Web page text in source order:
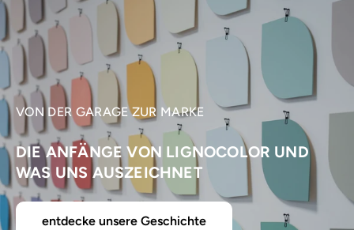
VON DER GARAGE ZUR MARKE
DIE ANFÄNGE VON LIGNOCOLOR UND
WAS UNS AUSZEICHNET
entdecke unsere Geschichte